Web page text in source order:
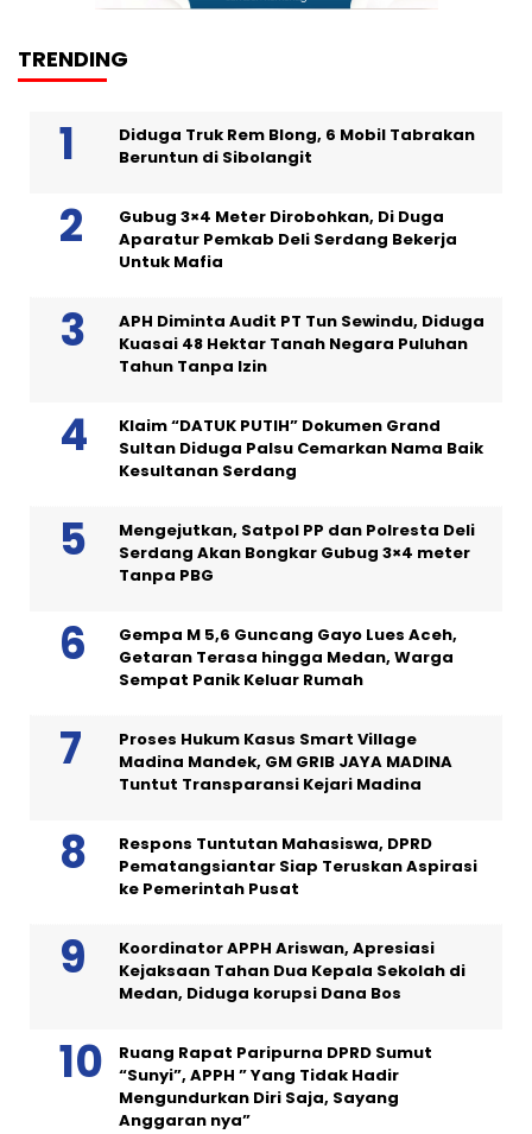
TRENDING
Diduga Truk Rem Blong, 6 Mobil Tabrakan
Beruntun di Sibolangit
Gubug 3×4 Meter Dirobohkan, Di Duga
Aparatur Pemkab Deli Serdang Bekerja
Untuk Mafia
APH Diminta Audit PT Tun Sewindu, Diduga
Kuasai 48 Hektar Tanah Negara Puluhan
Tahun Tanpa Izin
Klaim “DATUK PUTIH” Dokumen Grand
Sultan Diduga Palsu Cemarkan Nama Baik
Kesultanan Serdang
Mengejutkan, Satpol PP dan Polresta Deli
Serdang Akan Bongkar Gubug 3×4 meter
Tanpa PBG
Gempa M 5,6 Guncang Gayo Lues Aceh,
Getaran Terasa hingga Medan, Warga
Sempat Panik Keluar Rumah
Proses Hukum Kasus Smart Village
Madina Mandek, GM GRIB JAYA MADINA
Tuntut Transparansi Kejari Madina
Respons Tuntutan Mahasiswa, DPRD
Pematangsiantar Siap Teruskan Aspirasi
ke Pemerintah Pusat
Koordinator APPH Ariswan, Apresiasi
Kejaksaan Tahan Dua Kepala Sekolah di
Medan, Diduga korupsi Dana Bos
Ruang Rapat Paripurna DPRD Sumut
“Sunyi”, APPH ” Yang Tidak Hadir
Mengundurkan Diri Saja, Sayang
Anggaran nya”